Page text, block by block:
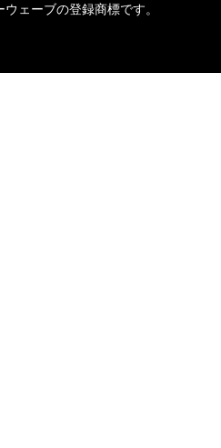
ェーブの登録商標です。